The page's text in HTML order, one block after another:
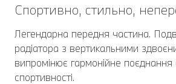
Спортивно, стильно,
Легендарна передня частина.
радіатора з вертикальними
випромінює гармонійне поєднання
спортивності.